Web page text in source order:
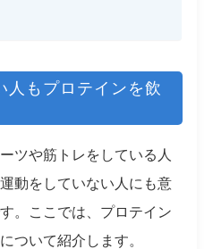
人もプロテインを飲
ツや筋トレをしている人
動をしていない人にも意
。ここでは、プロテイン
ついて紹介します。